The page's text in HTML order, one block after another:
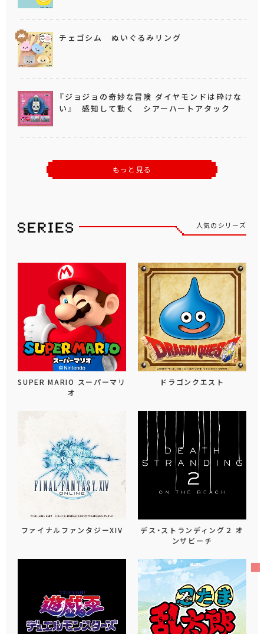
チェゴシム ぬいぐるみリング
『ジョジョの奇妙な冒険 ダイヤモンドは砕けな
い』 感知して動く シアーハートアタック
もっと見る
人気のシリーズ
SUPER MARIO スーパーマリ
オ
ドラゴンクエスト
ファイナルファンタジーXIV
デス・ストランディング２ オ
ンザビーチ